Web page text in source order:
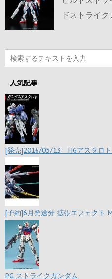
ドストライ
人気記事
[発売]2016/05/13 HGアスタロト
[予約]6月発送分 拡張エフェクト
PG ストライクガンダム